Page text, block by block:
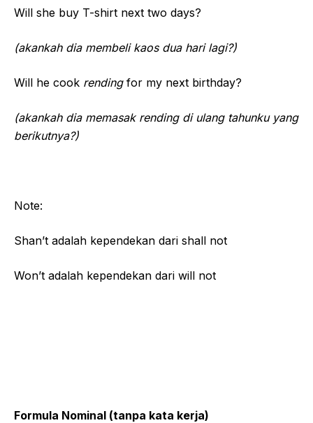
Will she buy T-shirt next two days?
(akankah dia membeli kaos dua hari lagi?)
Will he cook rending for my next birthday?
(akankah dia memasak rending di ulang tahunku yang
berikutnya?)
Note:
Shan’t adalah kependekan dari shall not
Won’t adalah kependekan dari will not
Formula Nominal (tanpa kata kerja)